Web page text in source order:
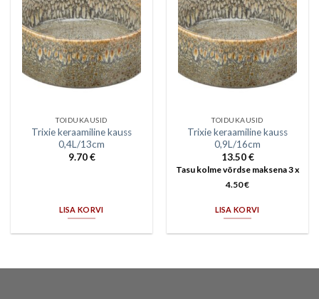
TOIDUKAUSID
Trixie keraamiline kauss
0,4L/13cm
9.70€
LISA KORVI
TOIDUKAUSID
Trixie keraamiline kauss
0,9L/16cm
13.50€
Tasu kolme võrdse maksena 3 x
4.50€
LISA KORVI